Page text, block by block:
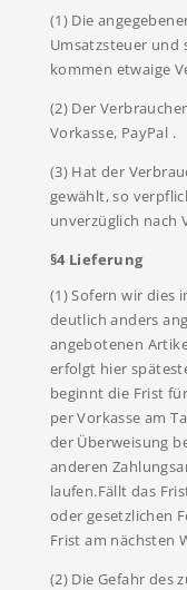
(1) Die
Umsatzsteuer und
kommen etwaige
(2) Der
Vorkasse, PayPal .
(3) Hat der
gewählt, so
unverzüglich nach
§4 Lieferung
(1) Sofern wir dies
deutlich anders
angebotenen
erfolgt hier
beginnt die Frist
per Vorkasse am
der Überweisung
anderen
laufen.Fällt das
oder gesetzlichen
Frist am nächsten
(2) Die Gefahr des